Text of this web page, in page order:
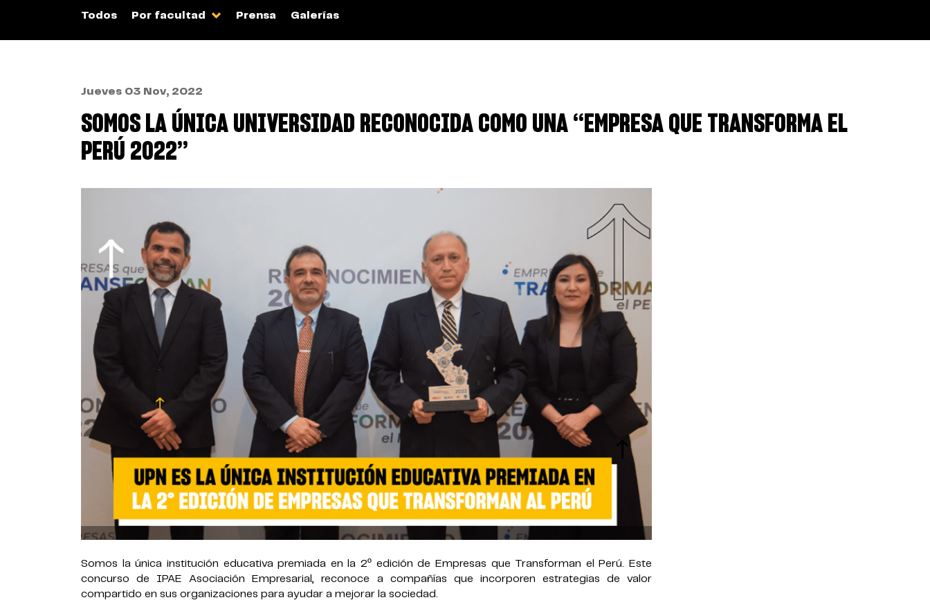
Todos Por facultad Prensa Galerías
Jueves 03 Nov, 2022
SOMOS LA ÚNICA UNIVERSIDAD RECONOCIDA COMO UNA “EMPRESA QUE TRANSFORMA EL
PERÚ 2022”
Somos la única institución educativa premiada en la 2º edición de Empresas que Transforman el Perú. Este
concurso de IPAE Asociación Empresarial, reconoce a compañías que incorporen estrategias de valor
compartido en sus organizaciones para ayudar a mejorar la sociedad.